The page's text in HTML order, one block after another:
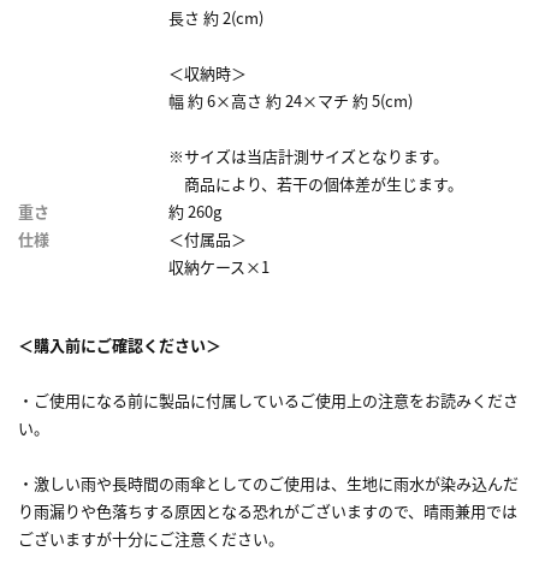
長さ 約 2(cm)
＜収納時＞
幅 約 6×高さ 約 24×マチ 約 5(cm)
※サイズは当店計測サイズとなります。
商品により、若干の個体差が生じます。
重さ
約 260g
仕様
＜付属品＞
収納ケース×1
＜購入前にご確認ください＞
・ご使用になる前に製品に付属しているご使用上の注意をお読みくださ
い。
・激しい雨や長時間の雨傘としてのご使用は、生地に雨水が染み込んだ
り雨漏りや色落ちする原因となる恐れがございますので、晴雨兼用では
ございますが十分にご注意ください。